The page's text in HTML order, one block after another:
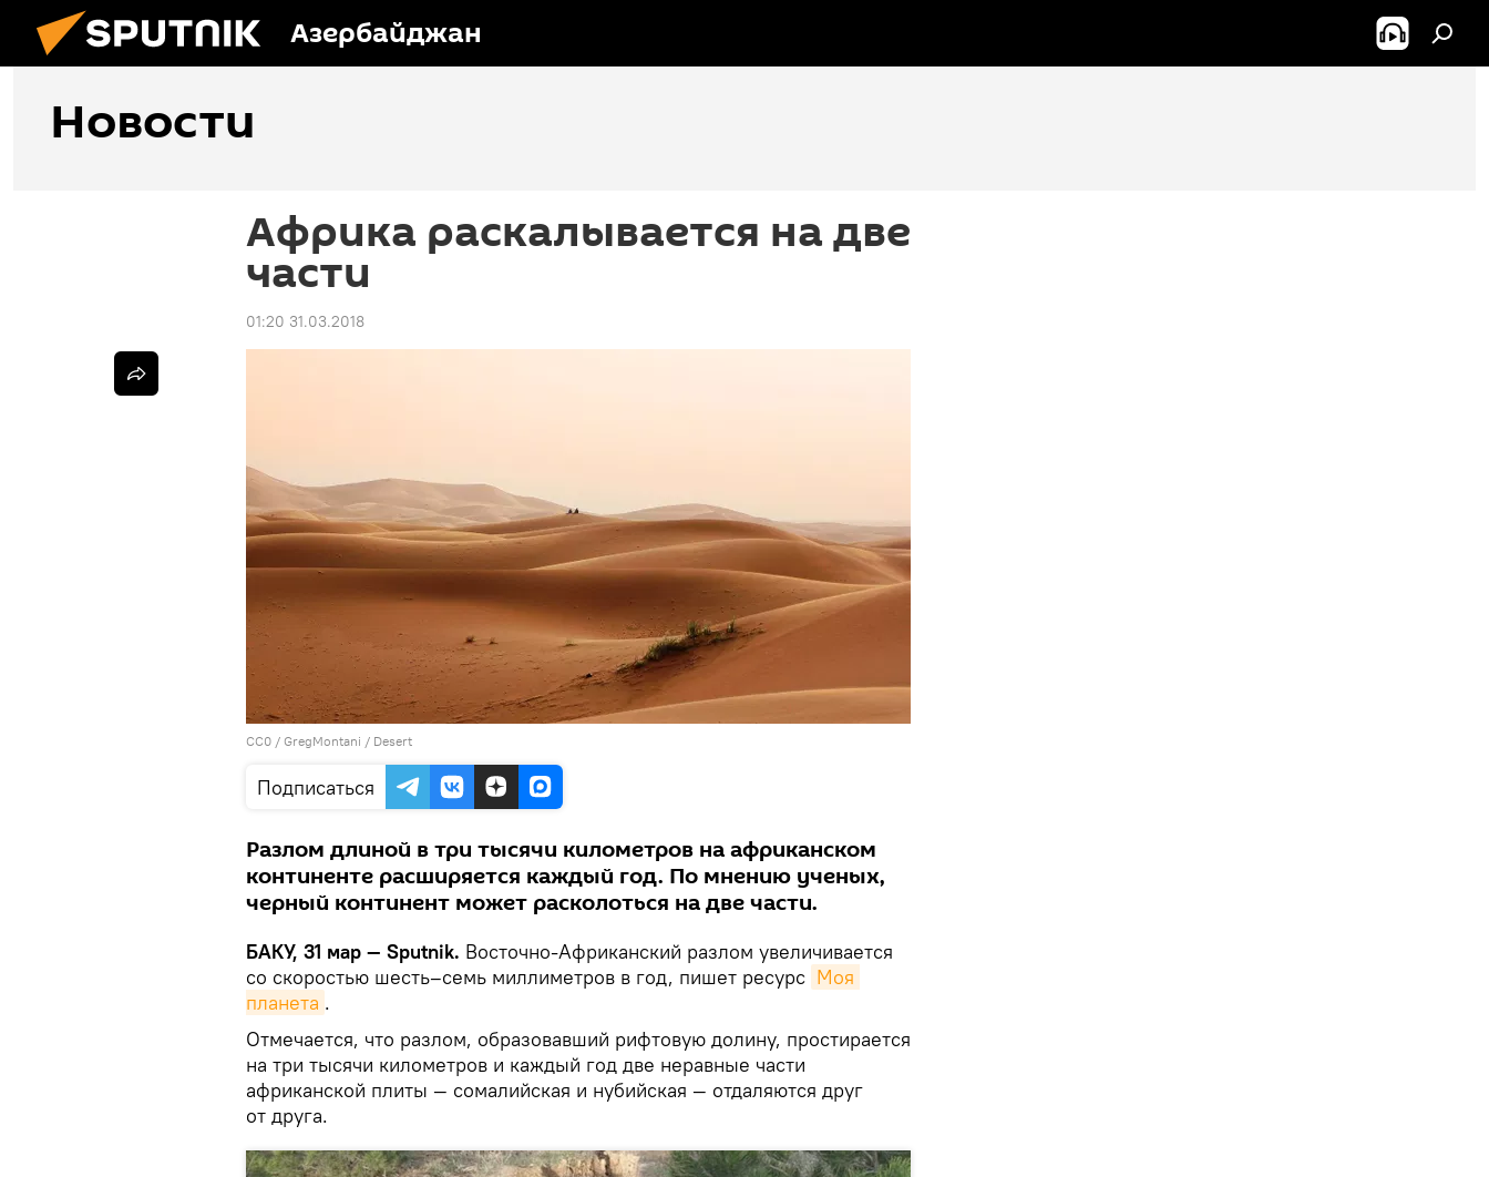
Азербайджан
Новости
Африка раскалывается на две
части
01:20 31.03.2018
CC0 / GregMontani / Desert
Подписаться
Разлом длиной в три тысячи километров на африканском
континенте расширяется каждый год. По мнению ученых,
черный континент может расколоться на две части.
БАКУ, 31 мар — Sputnik. Восточно-Африканский разлом увеличивается
со скоростью шесть–семь миллиметров в год, пишет ресурс Моя
планета .
Отмечается, что разлом, образовавший рифтовую долину, простирается
на три тысячи километров и каждый год две неравные части
африканской плиты — сомалийская и нубийская — отдаляются друг
от друга.